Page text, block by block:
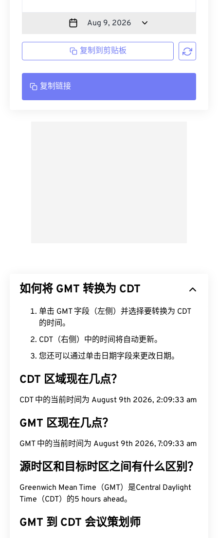
复制到剪贴板
复制链接
如何将 GMT 转换为 CDT
单击 GMT 字段（左侧）并选择要转换为 CDT
的时间。
CDT（右侧）中的时间将自动更新。
您还可以通过单击日期字段来更改日期。
CDT 区域现在几点？
CDT 中的当前时间为 August 9th 2026, 2:09:34 am
GMT 区现在几点？
GMT 中的当前时间为 August 9th 2026, 7:09:34 am
源时区和目标时区之间有什么区别？
Greenwich Mean Time（GMT）是Central Daylight
Time（CDT）的5 hours ahead。
GMT 到 CDT 会议策划师